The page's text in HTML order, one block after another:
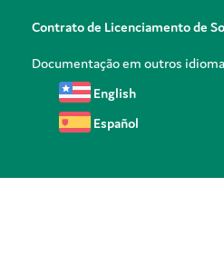
Contrato de Licenciamento de
Documentação em outros
English
Español